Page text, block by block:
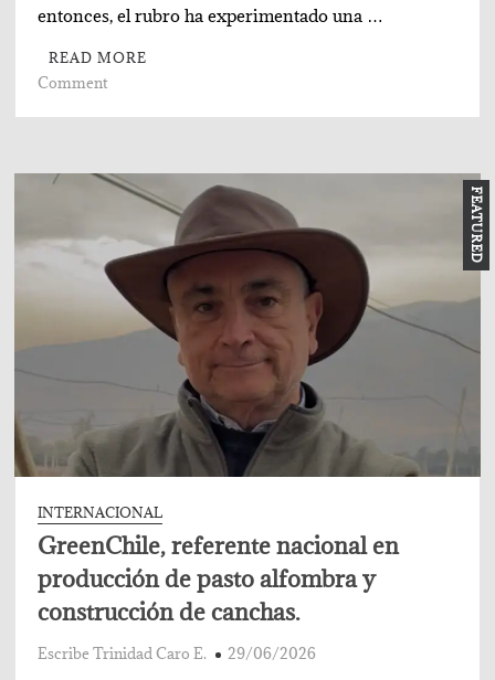
entonces, el rubro ha experimentado una …
READ MORE
Commenton
familia,
una
tradición
FEATURED
INTERNACIONAL
GreenChile, referente nacional en
producción de pasto alfombra y
construcción de canchas.
Escribe Trinidad Caro E. 29/06/2026